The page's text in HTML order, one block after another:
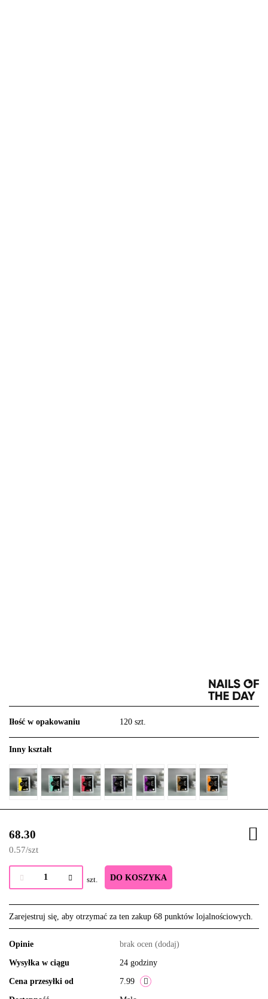
Iłość w opakowaniu 120 szt.
Inny kształt
68.30
0.57/szt
szt. DO KOSZYKA
Zarejestruj się, aby otrzymać za ten zakup 68 punktów lojalnościowych.
Opinie brak ocen (dodaj)
Wysyłka w ciągu 24 godziny
Cena przesyłki od 7.99